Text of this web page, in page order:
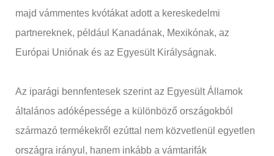
majd vámmentes kvótákat adott a kereskedelmi
partnereknek, például Kanadának, Mexikónak, az
Európai Uniónak és az Egyesült Királyságnak.
Az iparági bennfentesek szerint az Egyesült Államok
általános adóképessége a különböző országokból
származó termékekről ezúttal nem közvetlenül egyetlen
országra irányul, hanem inkább a vámtarifák